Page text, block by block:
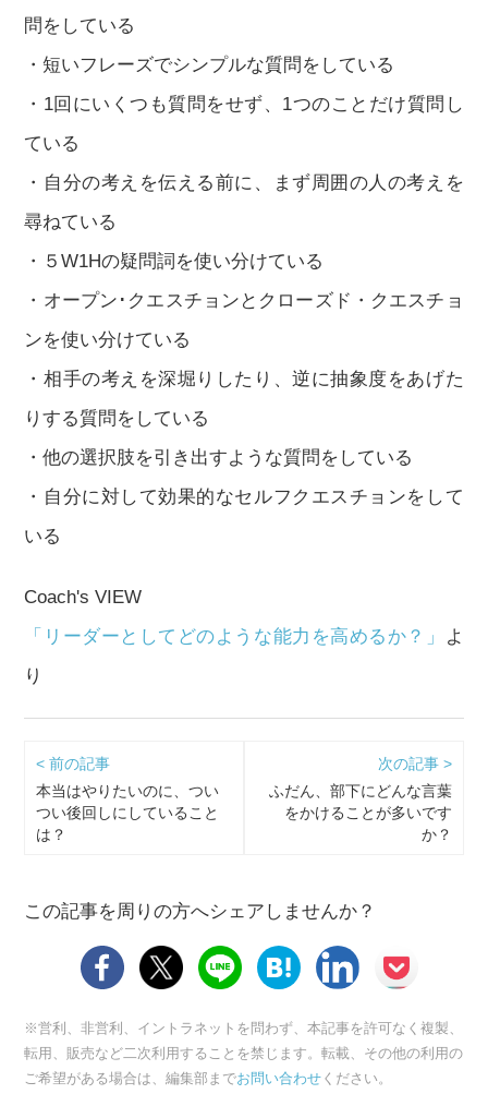
問をしている
・短いフレーズでシンプルな質問をしている
・1回にいくつも質問をせず、1つのことだけ質問し
ている
・自分の考えを伝える前に、まず周囲の人の考えを
尋ねている
・５W1Hの疑問詞を使い分けている
・オープン･クエスチョンとクローズド・クエスチョ
ンを使い分けている
・相手の考えを深堀りしたり、逆に抽象度をあげた
りする質問をしている
・他の選択肢を引き出すような質問をしている
・自分に対して効果的なセルフクエスチョンをして
いる
Coach's VIEW
「リーダーとしてどのような能力を高めるか？」
よ
り
< 前の記事
本当はやりたいのに、つい
つい後回しにしていること
は？
次の記事 >
ふだん、部下にどんな言葉
をかけることが多いです
か？
この記事を周りの方へシェアしませんか？
※営利、非営利、イントラネットを問わず、本記事を許可なく複製、
転用、販売など二次利用することを禁じます。転載、その他の利用の
ご希望がある場合は、編集部までお問い合わせ ください。